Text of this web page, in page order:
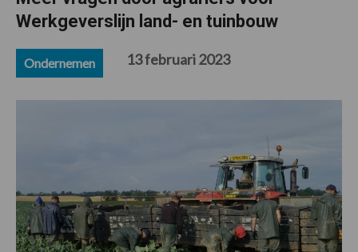
Werkgeverslijn land- en tuinbouw
Ondernemen 13 februari 2023